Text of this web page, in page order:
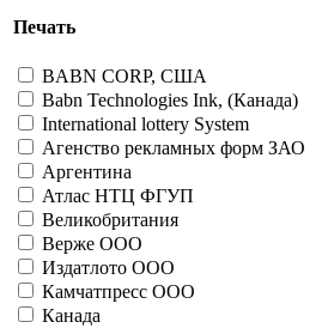
Печать
BABN CORP, США
Babn Technologies Ink, (Канада)
International lottery System
Агенство рекламных форм ЗАО
Аргентина
Атлас НТЦ ФГУП
Великобритания
Верже ООО
Издатлото ООО
Камчатпресс ООО
Канада